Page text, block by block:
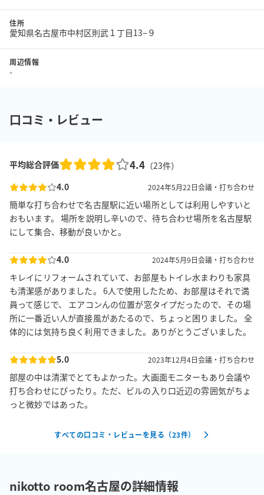
住所
愛知県名古屋市中村区則武１丁目13−９
周辺情報
-
口コミ・レビュー
平均総合評価 4.4（23件）
4.0
2024年5月22日会議・打ち合わせ
簡単な打ち合わせで名古屋駅に近い場所としては利用しやすいと
おもいます。 場所を説明し辛いので、待ち合わせ場所を名古屋駅
にして集合、移動が良いかと。
4.0 2024年5月9日会議・打ち合わせ
キレイにリフォームされていて、お部屋もトイレ水まわりも家具
も清潔感がありました。 6人で使用したため、お部屋はそれで満
員って感じで、 エアコンんの位置が窓タイプだったので、その場
所に一番近い人が直接風があたるので、ちょっと困りました。 全
体的には気持ち良く利用できました。ありがとうございました。
5.0 2023年12月4日会議・打ち合わせ
部屋の中は清潔でとてもよかった。大画面モニターもあり会議や
打ち合わせにぴったり。ただ、ビルの入り口近辺の雰囲気がちょ
っと微妙ではあった。
すべての口コミ・レビューを見る（23件）
nikotto room名古屋の詳細情報